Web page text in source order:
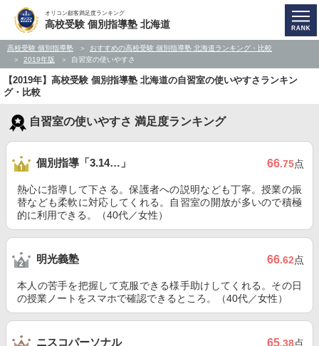
オリコン顧客満足度ランキング
高校受験 個別指導塾 北海道
高校受験 個別指導塾
おすすめの高校受験 個別指導塾 北海道ランキング・比較
2019年版
自習室の使いやすさ
【2019年】高校受験 個別指導塾 北海道の自習室の使いやすさランキン
グ・比較
自習室の使いやすさ 満足度ランキング
個別指導「3.14…」 66.75点
熱心に指導して下さる。保護者への説明なども丁寧。授業の振
替なども柔軟に対応してくれる。自習室の開放が多いので積極
的に利用できる。（40代／女性）
明光義塾 66.62点
本人の苦手を把握して克服できる様手助けしてくれる。その日
の授業ノートをスマホで確認できるところ。（40代／女性）
ニスコパーソナル 65.38点